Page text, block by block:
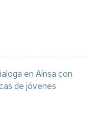
en Aínsa con
de jóvenes